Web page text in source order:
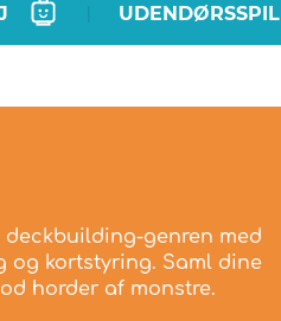
UDENDØRSSPIL
genren med
kortstyring. Saml dine
horder af monstre.